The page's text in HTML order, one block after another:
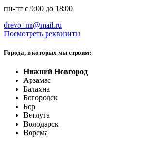
пн-пт с 9:00 до 18:00
drevo_nn@mail.ru
Посмотреть реквизиты
Города, в которых мы строим:
Нижний Новгород
Арзамас
Балахна
Богородск
Бор
Ветлуга
Володарск
Ворсма